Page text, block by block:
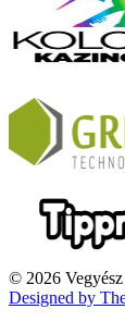
© 2026
Designed by